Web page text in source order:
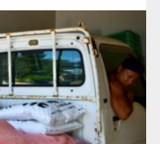
2023.02.11
ョ その他
AKIHITO(細マッチョ)
捨てマッチョ 唐津 (佐賀)